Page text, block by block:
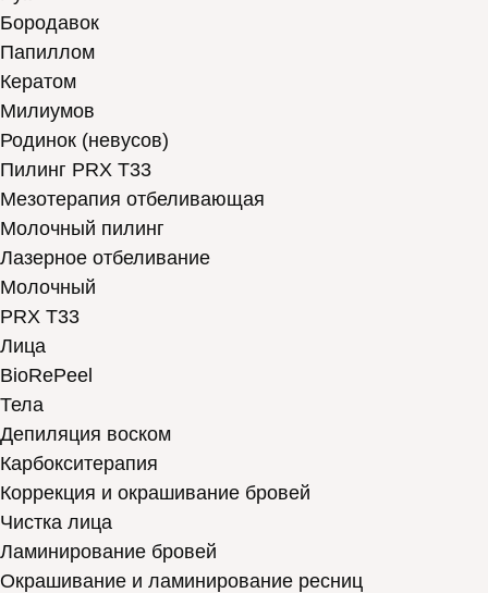
Бородавок
Папиллом
Кератом
Милиумов
Родинок (невусов)
Пилинг PRX T33
Мезотерапия отбеливающая
Молочный пилинг
Лазерное отбеливание
Молочный
PRX T33
Лица
BioRePeel
Тела
Депиляция воском
Карбокситерапия
Коррекция и окрашивание бровей
Чистка лица
Ламинирование бровей
Окрашивание и ламинирование ресниц